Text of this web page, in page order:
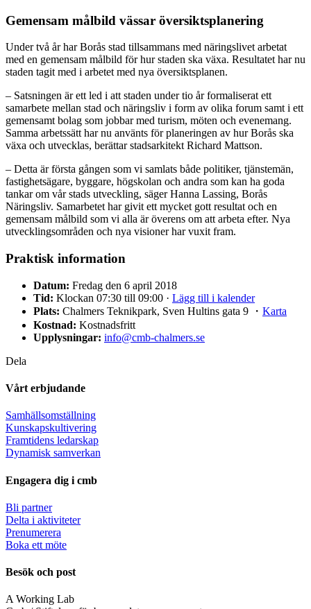
Gemensam målbild vässar översiktsplanering
Under två år har Borås stad tillsammans med näringslivet arbetat
med en gemensam målbild för hur staden ska växa. Resultatet har nu
staden tagit med i arbetet med nya översiktsplanen.
­­– Satsningen är ett led i att staden under tio år formaliserat ett
samarbete mellan stad och näringsliv i form av olika forum samt i ett
gemensamt bolag som jobbar med turism, möten och evenemang.
Samma arbetssätt har nu använts för planeringen av hur Borås ska
växa och utvecklas, berättar stadsarkitekt Richard Mattson.
­– Detta är första gången som vi samlats både politiker, tjänstemän,
fastighetsägare, byggare, högskolan och andra som kan ha goda
tankar om vår stads utveckling, säger Hanna Lassing, Borås
Näringsliv. Samarbetet har givit ett mycket gott resultat och en
gemensam målbild som vi alla är överens om att arbeta efter. Nya
utvecklingsområden och nya visioner har vuxit fram.
Praktisk information
Datum: Fredag den 6 april 2018
Tid: Klockan 07:30 till 09:00 · Lägg till i kalender
Plats: Chalmers Teknikpark, Sven Hultins gata 9 ・ Karta
Kostnad: Kostnadsfritt
Upplysningar: info@cmb-chalmers.se
Dela
Vårt erbjudande
Samhällsomställning
Kunskapskultivering
Framtidens ledarskap
Dynamisk samverkan
Engagera dig i cmb
Bli partner
Delta i aktiviteter
Prenumerera
Boka ett möte
Besök och post
A Working Lab